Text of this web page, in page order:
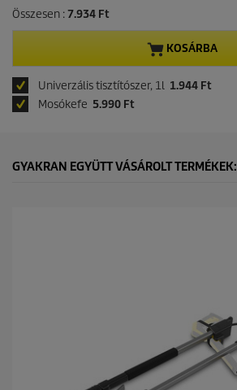
Összesen :7.934 Ft
KOSÁRBA
Univerzális tisztítószer, 1l 1.944 Ft
Mosókefe 5.990 Ft
GYAKRAN EGYÜTT VÁSÁROLT TERMÉKEK: